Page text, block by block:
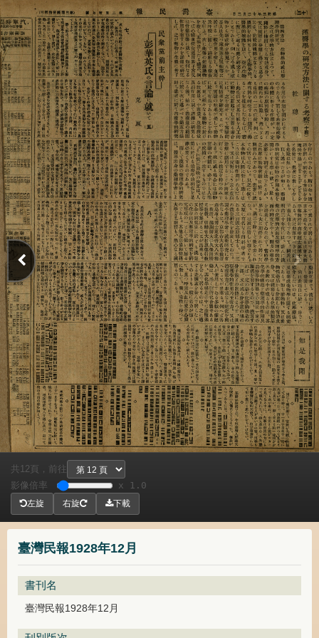
臺灣民報1928年12月
書刊名
臺灣民報1928年12月
共 12頁，
前往
影像倍率
x 1.0
左旋 右旋 下載